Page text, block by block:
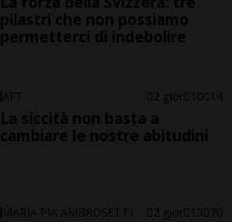
pilastri che non possiamo
permetterci di indebolire
AFT 2 gior 10 14
La siccità non basta a
cambiare le nostre abitudini
MARIA PIA AMBROSETTI 2 gior 13 70